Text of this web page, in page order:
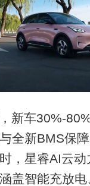
新车30%-
全新BMS保
，星睿AI云
盖智能充放